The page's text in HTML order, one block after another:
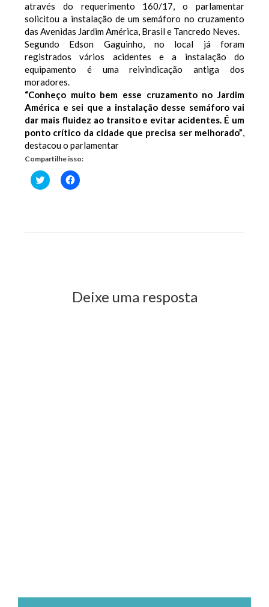
através do requerimento 160/17, o parlamentar
solicitou a instalação de um semáforo no cruzamento
das Avenidas Jardim América, Brasil e Tancredo Neves.
Segundo Edson Gaguinho, no local já foram
registrados vários acidentes e a instalação do
equipamento é uma reivindicação antiga dos
moradores.
“Conheço muito bem esse cruzamento no Jardim
América e sei que a instalação desse semáforo vai
dar mais fluidez ao transito e evitar acidentes. É um
ponto crítico da cidade que precisa ser melhorado”,
destacou o parlamentar
Compartilhe isso:
Clique
para
janela)
Clique
para
janela)
Deixe uma resposta